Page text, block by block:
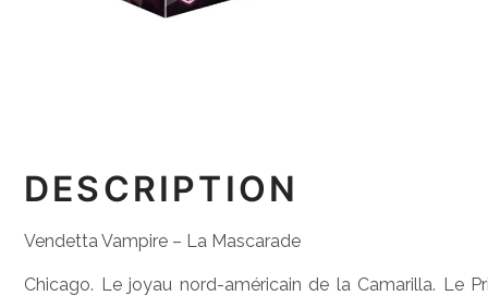
DESCRIPTION
Vendetta Vampire – La Mascarade
Chicago. Le joyau nord-américain de la Camarilla. Le